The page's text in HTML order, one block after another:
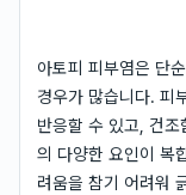
아토피 피부염은 단
경우가 많습니다. 피
반응할 수 있고, 건
의 다양한 요인이 복
려움을 참기 어려워